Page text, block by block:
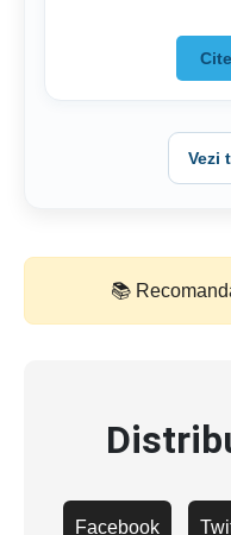
Vezi
📚
Facebook